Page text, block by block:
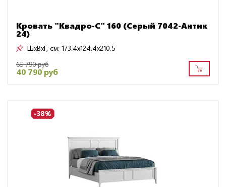
Кровать "Квадро-С" 160 (Серый 7042-Антик
24)
ШxВxГ, см: 173.4x124.4x210.5
65 790 руб
40 790 руб
-38%